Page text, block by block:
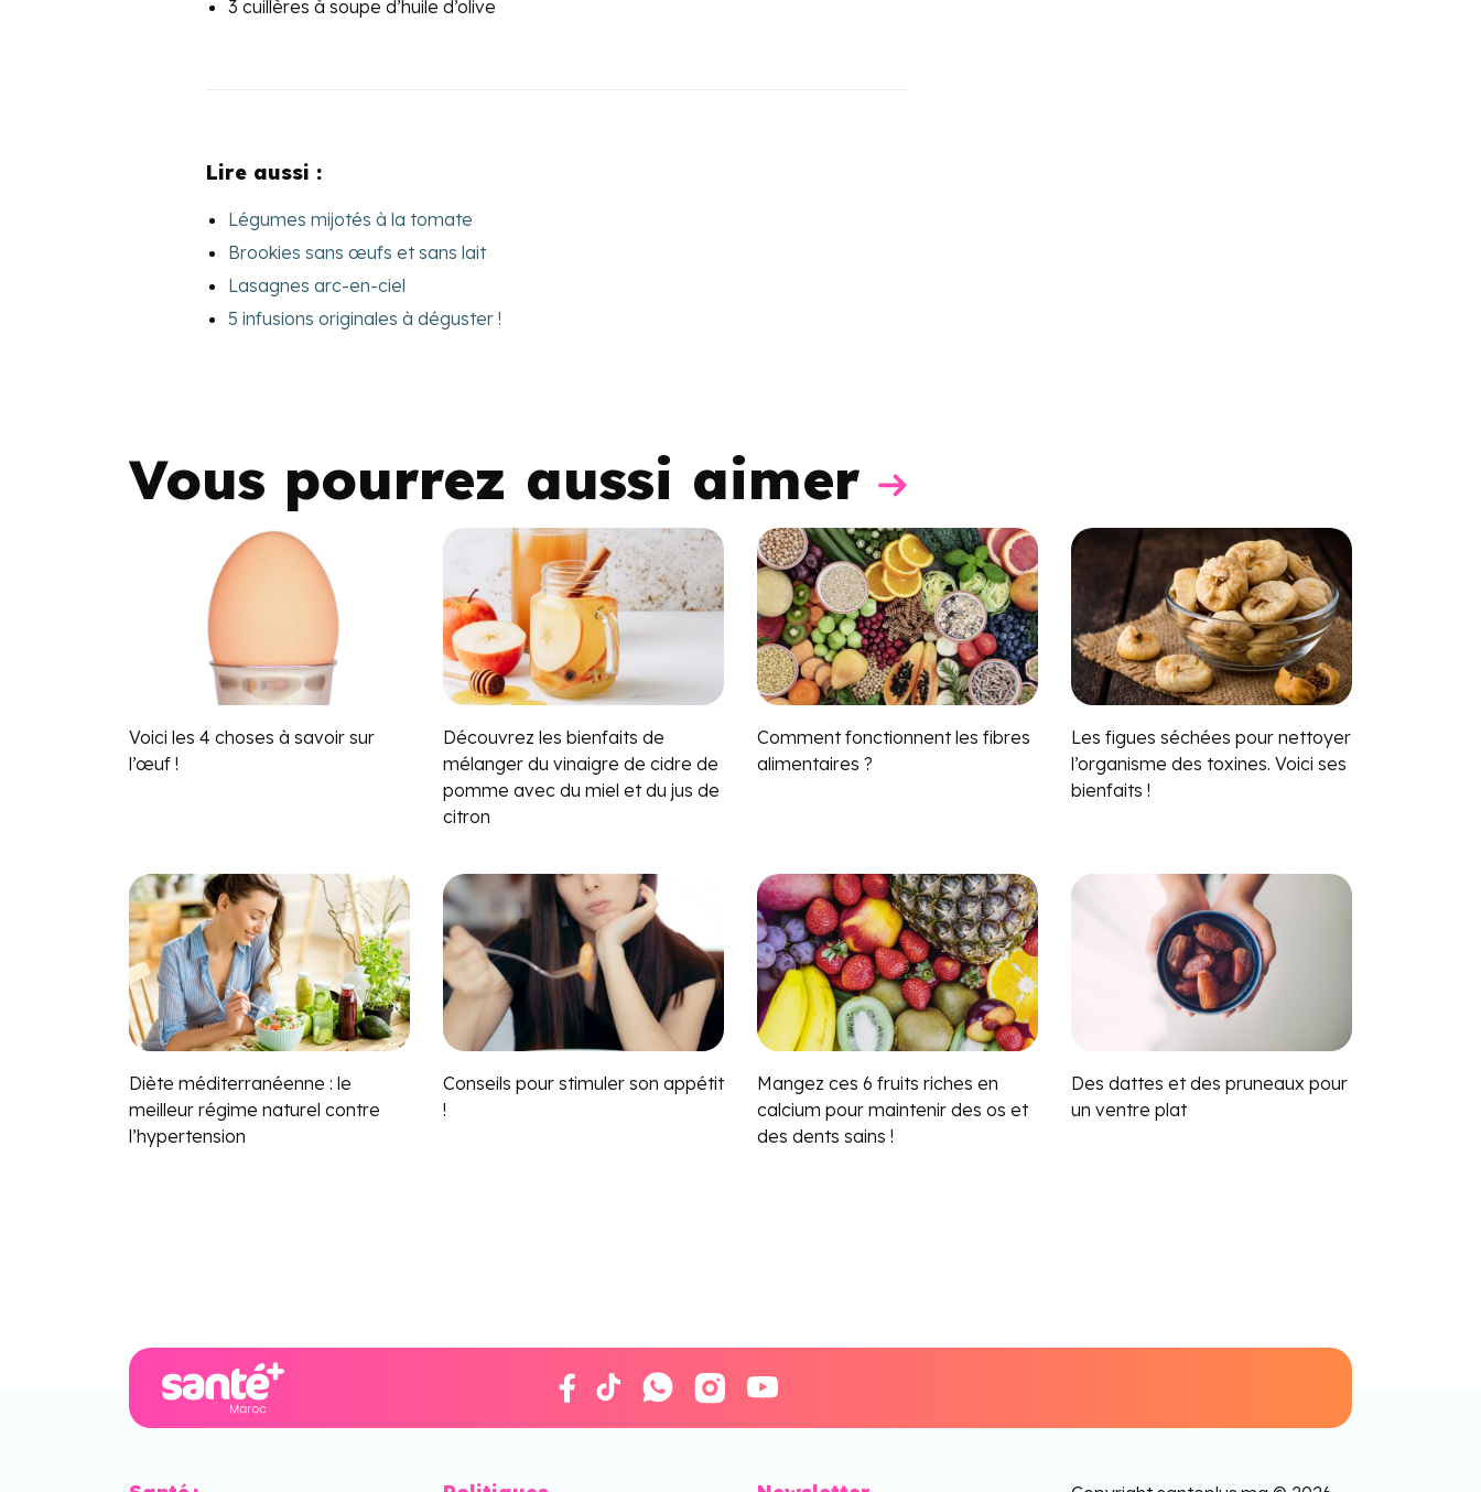
3 cuillères à soupe d’huile d’olive
Lire aussi :
Légumes mijotés à la tomate
Brookies sans œufs et sans lait
Lasagnes arc-en-ciel
5 infusions originales à déguster !
Vous pourrez aussi aimer
Voici les 4 choses à savoir sur
l’œuf !
Découvrez les bienfaits de
mélanger du vinaigre de cidre de
pomme avec du miel et du jus de
citron
Comment fonctionnent les fibres
alimentaires ?
Les figues séchées pour nettoyer
l’organisme des toxines. Voici ses
bienfaits !
Diète méditerranéenne : le
meilleur régime naturel contre
l’hypertension
Conseils pour stimuler son appétit
!
Mangez ces 6 fruits riches en
calcium pour maintenir des os et
des dents sains !
Des dattes et des pruneaux pour
un ventre plat